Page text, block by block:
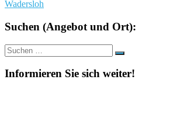
Wadersloh
Suchen (Angebot und Ort):
Suche
nach:
Suchen
Informieren Sie sich weiter!